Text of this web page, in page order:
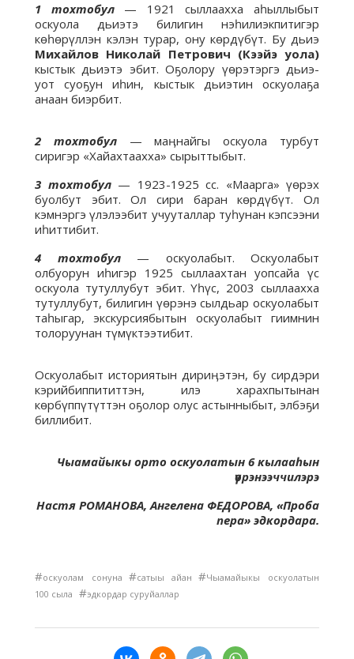
1 тохтобул— 1921 сыллаахха аһыллыбыт
оскуола дьиэтэ билигин нэһилиэкпитигэр
көһөрүллэн кэлэн турар, ону көрдүбүт. Бу дьиэ
Михайлов Николай Петрович (Кээйэ уола)
кыстык дьиэтэ эбит. Оҕолору үөрэтэргэ дьиэ-
уот суоҕун иһин, кыстык дьиэтин оскуолаҕа
анаан биэрбит.
2 тохтобул— маӊнайгы оскуола турбут
сиригэр «Хайахтаахха» сырыттыбыт.
3 тохтобул— 1923-1925 сс. «Маарга» үөрэх
буолбут эбит. Ол сири баран көрдүбүт. Ол
кэмнэргэ үлэлээбит учууталлар туһунан кэпсээни
иһиттибит.
4 тохтобул— оскуолабыт. Оскуолабыт
олбуорун иһигэр 1925 сыллаахтан уопсайа үс
оскуола тутуллубут эбит. Yһүс, 2003 сыллаахха
тутуллубут, билигин үөрэнэ сылдьар оскуолабыт
таһыгар, экскурсиябытын оскуолабыт гиимнин
толоруунан түмүктээтибит.
Оскуолабыт историятын дириӊэтэн, бу сирдэри
кэрийбиппититтэн, илэ харахпытынан
көрбүппүтүттэн оҕолор олус астынныбыт, элбэҕи
биллибит.
Чыамайыкы орто оскуолатын 6 кылааһын
үөрэнээччилэрэ
Настя РОМАНОВА, Ангелена ФЕДОРОВА, «Проба
пера» эдкордара.
#оскуолам сонуна #сатыы айан #Чыамайыкы оскуолатын
100 сыла #эдкордар суруйаллар